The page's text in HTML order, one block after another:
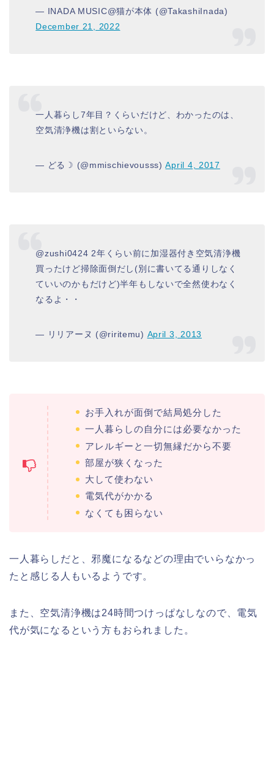
— INADA MUSIC@猫が本体 (@TakashiInada)
December 21, 2022
一人暮らし7年目？くらいだけど、わかったのは、
空気清浄機は割といらない。
— どる☽ (@mmischievousss)April 4, 2017
@zushi0424 2年くらい前に加湿器付き空気清浄機
買ったけど掃除面倒だし(別に書いてる通りしなく
ていいのかもだけど)半年もしないで全然使わなく
なるよ・・
— リリアーヌ (@riritemu) April 3, 2013
お手入れが面倒で結局処分した
一人暮らしの自分には必要なかった
アレルギーと一切無縁だから不要
部屋が狭くなった
大して使わない
電気代がかかる
なくても困らない
一人暮らしだと、邪魔になるなどの理由でいらなかっ
たと感じる人もいるようです。
また、空気清浄機は24時間つけっぱなしなので、電気
代が気になるという方もおられました。